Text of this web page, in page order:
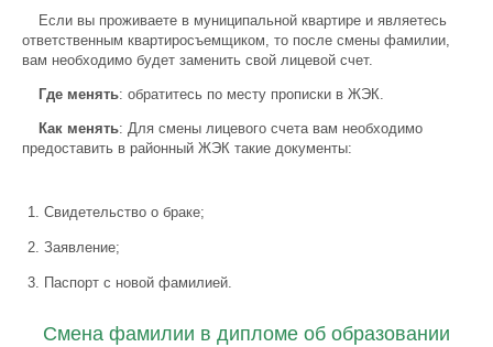
Если вы проживаете в муниципальной квартире и являетесь
ответственным квартиросъемщиком, то после смены фамилии,
вам необходимо будет заменить свой лицевой счет.
Где менять: обратитесь по месту прописки в ЖЭК.
Как менять: Для смены лицевого счета вам необходимо
предоставить в районный ЖЭК такие документы:
Свидетельство о браке;
Заявление;
Паспорт с новой фамилией.
Смена фамилии в дипломе об образовании